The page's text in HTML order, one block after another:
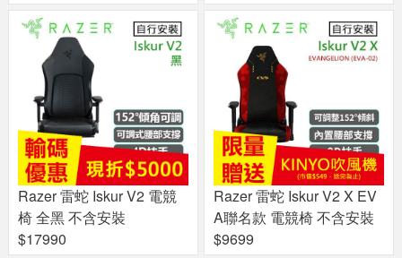
Razer 雷蛇 Iskur V2 電競
椅 全黑 不含安裝
$17990
Razer 雷蛇 Iskur V2 X EV
A聯名款 電競椅 不含安裝
$9699